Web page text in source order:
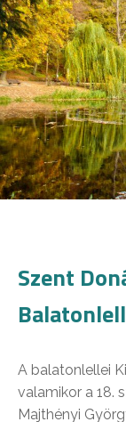
Szent
A balatonlellei
valamikor a 18.
Majthényi